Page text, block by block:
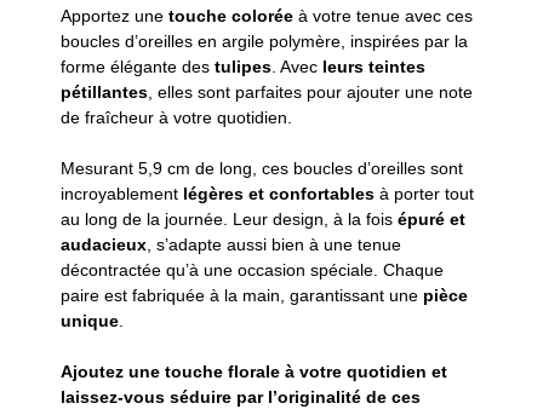
Apportez une touche colorée à votre tenue avec ces
boucles d’oreilles en argile polymère, inspirées par la
forme élégante des tulipes. Avec leurs teintes
pétillantes, elles sont parfaites pour ajouter une note
de fraîcheur à votre quotidien.
Mesurant 5,9 cm de long, ces boucles d’oreilles sont
incroyablement légères et confortables à porter tout
au long de la journée. Leur design, à la fois épuré et
audacieux, s’adapte aussi bien à une tenue
décontractée qu’à une occasion spéciale. Chaque
paire est fabriquée à la main, garantissant une pièce
unique.
Ajoutez une touche florale à votre quotidien et
laissez-vous séduire par l’originalité de ces